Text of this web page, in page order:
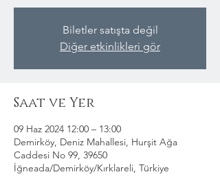
Biletler satışta değil
Diğer etkinlikleri gör
Saat ve Yer
09 Haz 2024 12:00 – 13:00
Demirköy, Deniz Mahallesi, Hurşit Ağa
Caddesi No 99, 39650
İğneada/Demirköy/Kırklareli, Türkiye